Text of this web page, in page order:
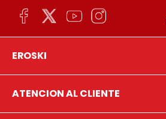
EROSKI
ATENCION AL CLIENTE